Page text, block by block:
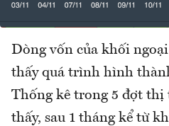
Dòng vốn của khối
thấy quá trình hình
Thống kê trong 5 đợt thị
thấy, sau 1 tháng kể từ